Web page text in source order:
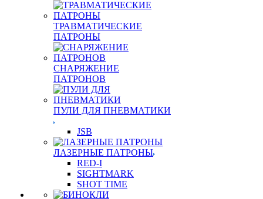
ТРАВМАТИЧЕСКИЕ
ПАТРОНЫ
СНАРЯЖЕНИЕ
ПАТРОНОВ
ПУЛИ ДЛЯ ПНЕВМАТИКИ
JSB
ЛАЗЕРНЫЕ ПАТРОНЫ
RED-I
SIGHTMARK
SHOT TIME